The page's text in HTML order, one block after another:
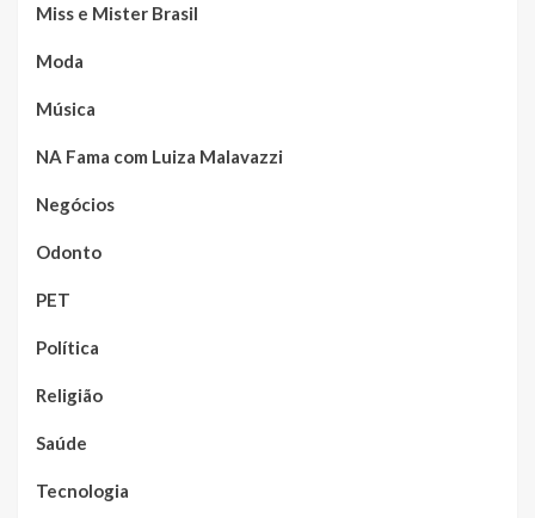
Miss e Mister Brasil
Moda
Música
NA Fama com Luiza Malavazzi
Negócios
Odonto
PET
Política
Religião
Saúde
Tecnologia